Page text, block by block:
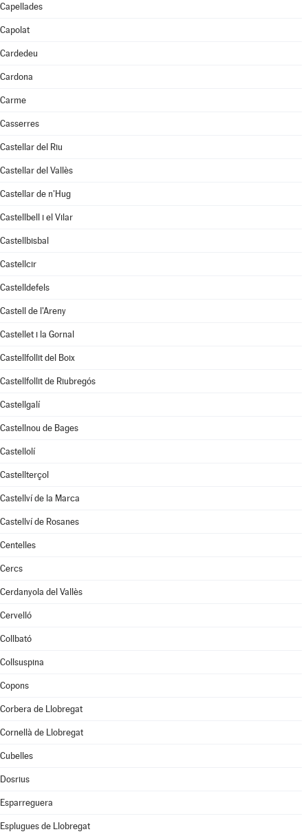
Capellades
Capolat
Cardedeu
Cardona
Carme
Casserres
Castellar del Riu
Castellar del Vallès
Castellar de n'Hug
Castellbell i el Vilar
Castellbisbal
Castellcir
Castelldefels
Castell de l'Areny
Castellet i la Gornal
Castellfollit del Boix
Castellfollit de Riubregós
Castellgalí
Castellnou de Bages
Castellolí
Castellterçol
Castellví de la Marca
Castellví de Rosanes
Centelles
Cercs
Cerdanyola del Vallès
Cervelló
Collbató
Collsuspina
Copons
Corbera de Llobregat
Cornellà de Llobregat
Cubelles
Dosrius
Esparreguera
Esplugues de Llobregat